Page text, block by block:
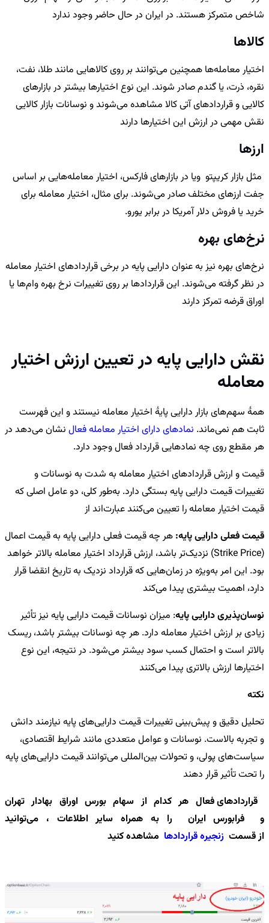
شاخص متمرکز هستند. در ایران در حال حاضر وجود ندارد
کالاها
اختیار معامله‌ها همچنین می‌توانند بر روی کالاهایی مانند طلا، نفت،
نقره، ذرت، یا گندم صادر شوند. این نوع اختیارها بیشتر در بازارهای
کالایی و قراردادهای آتی کالا مشاهده می‌شوند و نوسانات بازار کالایی
نقش مهمی در ارزش این اختیارها دارند
ارزها
مثل بازار کریپتو ویا در بازارهای فارکس، اختیار معامله‌هایی بر اساس
جفت ارزهای مختلف صادر می‌شوند. برای مثال، اختیار معامله برای
خرید یا فروش دلار آمریکا در برابر یورو.
نرخ‌های بهره
نرخ‌های بهره نیز به عنوان دارایی پایه در برخی قراردادهای اختیار معامله
در نظر گرفته می‌شوند. این قراردادها بر روی تغییرات نرخ بهره وام‌ها یا
اوراق قرضه تمرکز دارند
نقش دارایی پایه در تعیین ارزش اختیار
معامله
همهٔ سهم‌های بازار دارایی پایهٔ اختیار معامله نیستند و این فهرست
ثابت هم نمی‌ماند. نمادهای دارای اختیار معامله فعال نشان می‌دهد در
هر مقطع روی چه نمادهایی قرارداد فعال وجود دارد.
قیمت و ارزش قراردادهای اختیار معامله به شدت به نوسانات و
تغییرات قیمت دارایی پایه بستگی دارد. به‌طور کلی، دو عامل اصلی که
قیمت اختیار معامله را تعیین می‌کنند عبارت‌اند از
قیمت فعلی دارایی پایه: هر چه قیمت فعلی دارایی پایه به قیمت اعمال
(Strike Price) نزدیک‌تر باشد، ارزش قرارداد اختیار معامله بالاتر خواهد
بود. این امر به‌ویژه در زمان‌هایی که قرارداد نزدیک به تاریخ انقضا قرار
دارد، اهمیت بیشتری پیدا می‌کند
نوسان‌پذیری دارایی پایه: میزان نوسانات قیمت دارایی پایه نیز تأثیر
زیادی بر ارزش اختیار معامله دارد. هر چه نوسانات بیشتر باشد، ریسک
بالاتر است و احتمال کسب سود بیشتر می‌شود. در نتیجه، این نوع
اختیارها ارزش بالاتری پیدا می‌کنند
نکته
تحلیل دقیق و پیش‌بینی تغییرات قیمت دارایی‌های پایه نیازمند دانش
و تجربه بالاست. نوسانات و عوامل متعددی مانند شرایط اقتصادی،
سیاست‌های پولی، و تحولات بین‌المللی می‌توانند قیمت دارایی‌های پایه
را تحت تأثیر قرار دهند
قراردادهای فعال هر کدام از سهام بورس اوراق بهادار تهران
و
فرابورس ایران را به همراه سایر اطلاعات ، می‌توانید
ازقسمت زنجیره قراردادها مشاهده کنید